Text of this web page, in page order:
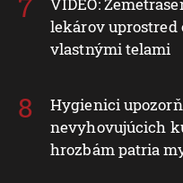
lekárov uprostred
vlastnými telami
Hygienici
nevyhovujúcich
hrozbám patria